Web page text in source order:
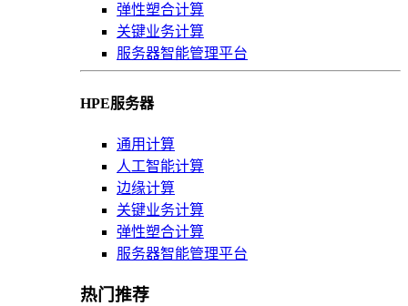
弹性塑合计算
关键业务计算
服务器智能管理平台
HPE服务器
通用计算
人工智能计算
边缘计算
关键业务计算
弹性塑合计算
服务器智能管理平台
热门推荐